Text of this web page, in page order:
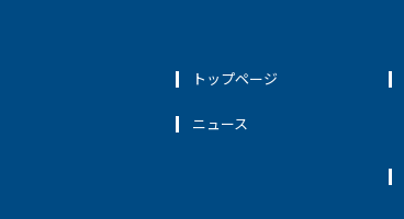
トップページ
ニュース